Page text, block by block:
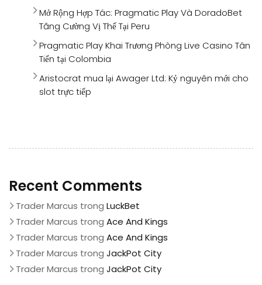
Mở Rộng Hợp Tác: Pragmatic Play Và DoradoBet
Tăng Cường Vị Thế Tại Peru
Pragmatic Play Khai Trương Phòng Live Casino Tân
Tiến tại Colombia
Aristocrat mua lại Awager Ltd: Kỷ nguyên mới cho
slot trực tiếp
Recent Comments
Trader Marcus trong LuckBet
Trader Marcus trong Ace And Kings
Trader Marcus trong Ace And Kings
Trader Marcus trong JackPot City
Trader Marcus trong JackPot City